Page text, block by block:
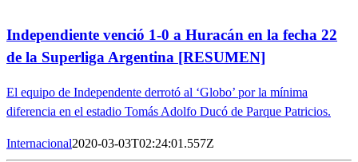
Independiente venció 1-0 a Huracán en la fecha 22
de la Superliga Argentina [RESUMEN]
El equipo de Independente derrotó al ‘Globo’ por la mínima
diferencia en el estadio Tomás Adolfo Ducó de Parque Patricios.
Internacional2020-03-03T02:24:01.557Z